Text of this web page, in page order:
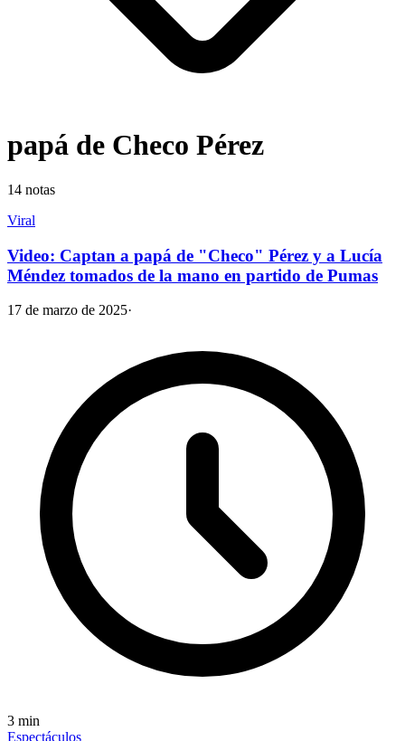
papá de Checo Pérez
14 notas
Viral
Video: Captan a papá de "Checo" Pérez y a Lucía
Méndez tomados de la mano en partido de Pumas
17 de marzo de 2025·
3 min
Espectáculos